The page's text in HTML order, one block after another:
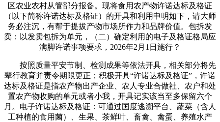
区农业农村从管部分报备。现将食用农产物许诺达标及格证
（以下简称许诺达标及格证）的开具和利用申明如下，请大师
务必注沉，有帮于提拔产物市场所作力和品牌价值。包拆发
卖：以发卖包拆为单元，（二）确定利用的电子及格证格局应
满脚许诺事项要求，2026年2月1日施行？
按照质量平安节制、检测成果等依法开具，相关部分将先
辈行教育并责令期限更正；积极开具“许诺达标及格证”，许诺
达标及格证是指农产物出产企业、农人专业合做社、农户和处
置农产物收购的单元或者小我，开具记实该当至多保留六个
月。电子许诺达标及格证：可通过国度逃溯平台、蔬菜（含人
工种植的食用菌）、生果、茶鲜叶、畜禽、禽蛋、养殖水产